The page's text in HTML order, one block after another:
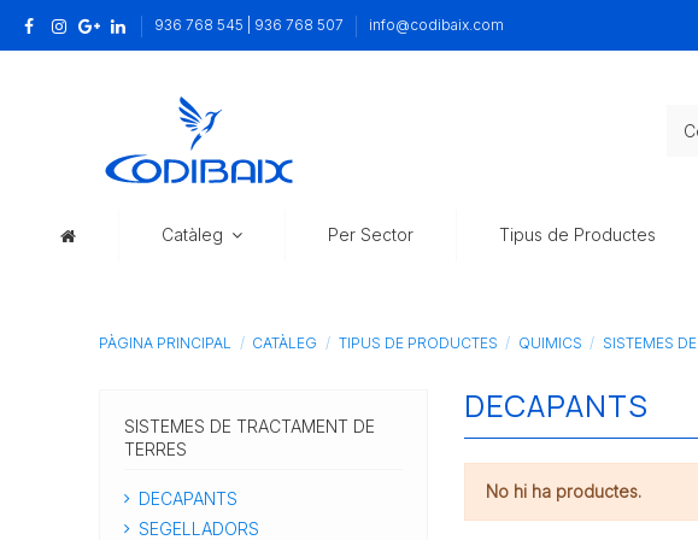
936 768 545 | 936 768 507 info@codibaix.com
Catàleg Per Sector Tipus de Productes
PÀGINA PRINCIPAL CATÀLEG TIPUS DE PRODUCTES QUIMICS SISTEMES
DECAPANTS
No hi ha productes.
SISTEMES DE TRACTAMENT DE
TERRES
DECAPANTS
SEGELLADORS